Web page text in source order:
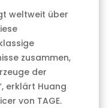
weltweit über
zusammen,
der
erklärt Huang
von TAGE.